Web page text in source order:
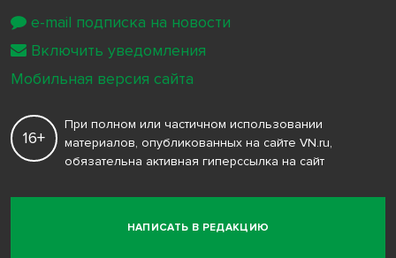
НАПИСАТЬ В РЕДАКЦИЮ
16+
При полном или частичном использовании
материалов, опубликованных на сайте VN.ru,
обязательна активная гиперссылка на сайт
e-mail подписка на новости
Включить уведомления
Мобильная версия сайта